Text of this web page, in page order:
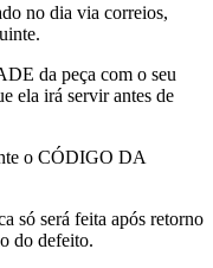
no dia via correios,
da peça com o seu
ela irá servir antes de
o CÓDIGO DA
só será feita após retorno
do defeito.